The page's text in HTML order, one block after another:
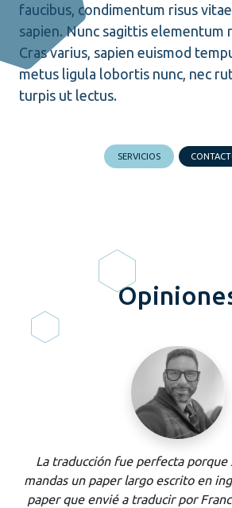
faucibus, condimentum risus
sapien. Nunc sagittis elementum
Cras varius, sapien euismod
metus ligula lobortis nunc, nec
turpis ut lectus.
SERVICIOS
La traducción fue perfecta porque
mandas un paperlargo escrito en
paperque envié a traducir por